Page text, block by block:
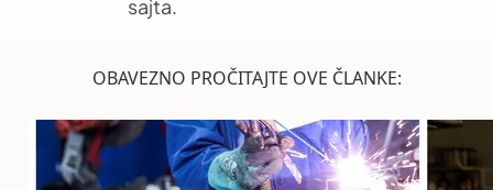
sajta.
OBAVEZNO PROČITAJTE OVE ČLANKE: